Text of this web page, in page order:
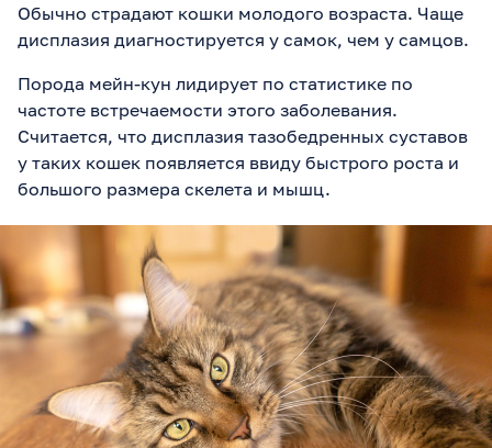
Обычно страдают кошки молодого возраста. Чаще
дисплазия диагностируется у самок, чем у самцов.
Порода мейн-кун лидирует по статистике по
частоте встречаемости этого заболевания.
Считается, что дисплазия тазобедренных суставов
у таких кошек появляется ввиду быстрого роста и
большого размера скелета и мышц.